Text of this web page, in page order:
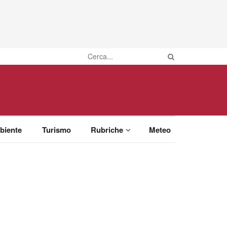
Turismo Rubriche Meteo